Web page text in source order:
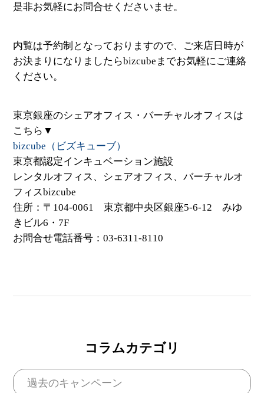
是非お気軽にお問合せくださいませ。
内覧は予約制となっておりますので、ご来店日時が
お決まりになりましたらbizcubeまでお気軽にご連絡
ください。
東京銀座のシェアオフィス・バーチャルオフィスは
こちら▼
bizcube（ビズキューブ）
東京都認定インキュベーション施設
レンタルオフィス、シェアオフィス、バーチャルオ
フィスbizcube
住所：〒104-0061 東京都中央区銀座5-6-12 みゆ
きビル6・7F
お問合せ電話番号：03-6311-8110
コラムカテゴリ
過去のキャンペーン